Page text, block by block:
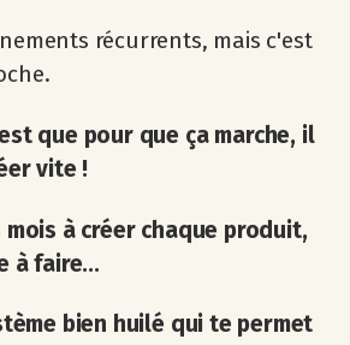
récurrents, mais c'est
que pour que ça marche, il
vite !
à créer chaque produit,
à faire...
bien huilé qui te permet